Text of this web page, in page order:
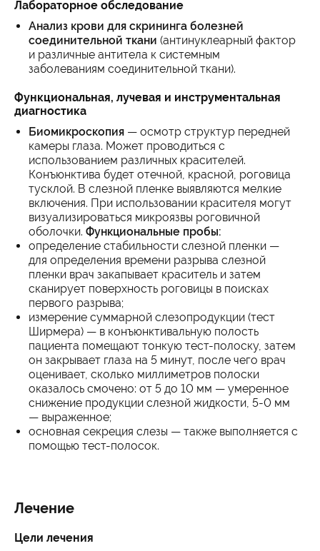
Лабораторное обследование
Анализ крови для скрининга болезней
соединительной ткани (антинуклеарный фактор
и различные антитела к системным
заболеваниям соединительной ткани).
Функциональная, лучевая и инструментальная
диагностика
Биомикроскопия — осмотр структур передней
камеры глаза. Может проводиться с
использованием различных красителей.
Конъюнктива будет отечной, красной, роговица
тусклой. В слезной пленке выявляются мелкие
включения. При использовании красителя могут
визуализироваться микроязвы роговичной
оболочки. Функциональные пробы:
определение стабильности слезной пленки —
для определения времени разрыва слезной
пленки врач закапывает краситель и затем
сканирует поверхность роговицы в поисках
первого разрыва;
измерение суммарной слезопродукции (тест
Ширмера) — в конъюнктивальную полость
пациента помещают тонкую тест-полоску, затем
он закрывает глаза на 5 минут, после чего врач
оценивает, сколько миллиметров полоски
оказалось смочено: от 5 до 10 мм — умеренное
снижение продукции слезной жидкости, 5-0 мм
— выраженное;
основная секреция слезы — также выполняется с
помощью тест-полосок.
Лечение
Цели лечения